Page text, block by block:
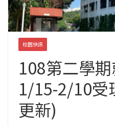
校園快訊
108第二學
1/15-2/10受
更新)